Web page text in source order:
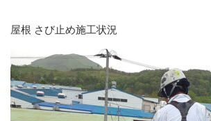
屋根 さび止め施工状況